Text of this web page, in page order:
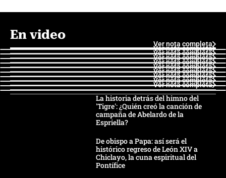
En video
Ver nota completa
Ver nota completa
Ver nota completa
Ver nota completa
Ver nota completa
Ver nota completa
Ver nota completa
Ver nota completa
Ver nota completa
Ver nota completa
La historia detrás del himno del
'Tigre': ¿Quién creó la canción de
campaña de Abelardo de la
Espriella?
De obispo a Papa: así será el
histórico regreso de León XIV a
Chiclayo, la cuna espiritual del
Pontífice